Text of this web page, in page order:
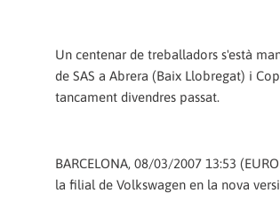
Un centenar de treballadors s'està
de SAS a Abrera (Baix Llobregat) i
tancament divendres passat.
BARCELONA, 08/03/2007 13:53
la filial de Volkswagen en la nova